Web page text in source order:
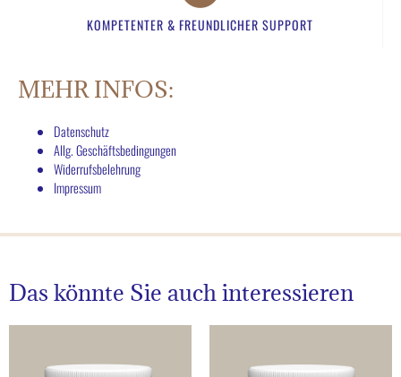
KOMPETENTER & FREUNDLICHER SUPPORT​
MEHR INFOS:
Datenschutz
Allg. Geschäftsbedingungen
Widerrufsbelehrung
Impressum
Das könnte Sie auch interessieren